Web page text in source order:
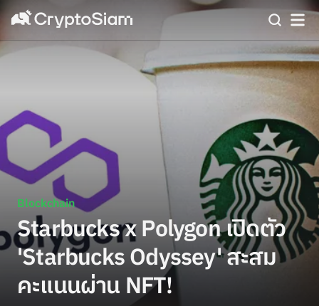
Blockchain
Starbucks x Polygon เปิดตัว
'Starbucks Odyssey' สะสม
คะแนนผ่าน NFT!